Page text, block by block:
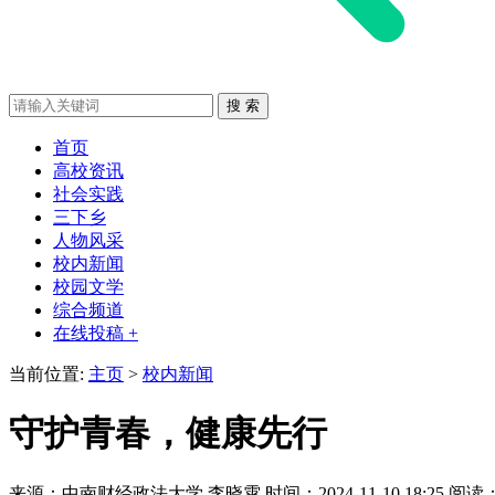
首页
高校资讯
社会实践
三下乡
人物风采
校内新闻
校园文学
综合频道
在线投稿 +
当前位置: 主页 > 校内新闻
守护青春，健康先行